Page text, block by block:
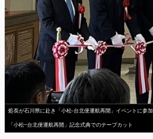
処長が石川県に赴き「小松-台北便運航再開」イベントに参加
「小松−台北便運航再開」記念式典でのテープカット